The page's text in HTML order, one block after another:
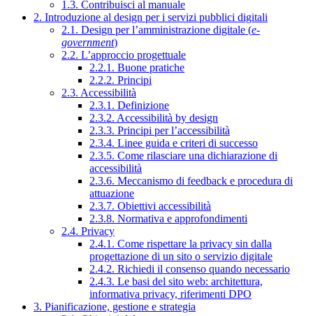
1.3. Contribuisci al manuale
2. Introduzione al design per i servizi pubblici digitali
2.1. Design per l’amministrazione digitale (e-
government)
2.2. L’approccio progettuale
2.2.1. Buone pratiche
2.2.2. Principi
2.3. Accessibilità
2.3.1. Definizione
2.3.2. Accessibilità by design
2.3.3. Principi per l’accessibilità
2.3.4. Linee guida e criteri di successo
2.3.5. Come rilasciare una dichiarazione di
accessibilità
2.3.6. Meccanismo di feedback e procedura di
attuazione
2.3.7. Obiettivi accessibilità
2.3.8. Normativa e approfondimenti
2.4. Privacy
2.4.1. Come rispettare la privacy sin dalla
progettazione di un sito o servizio digitale
2.4.2. Richiedi il consenso quando necessario
2.4.3. Le basi del sito web: architettura,
informativa privacy, riferimenti DPO
3. Pianificazione, gestione e strategia